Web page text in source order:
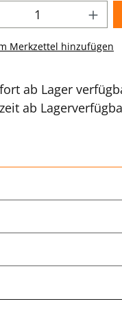
Merkzettel hinzufügen
ab Lager
ab